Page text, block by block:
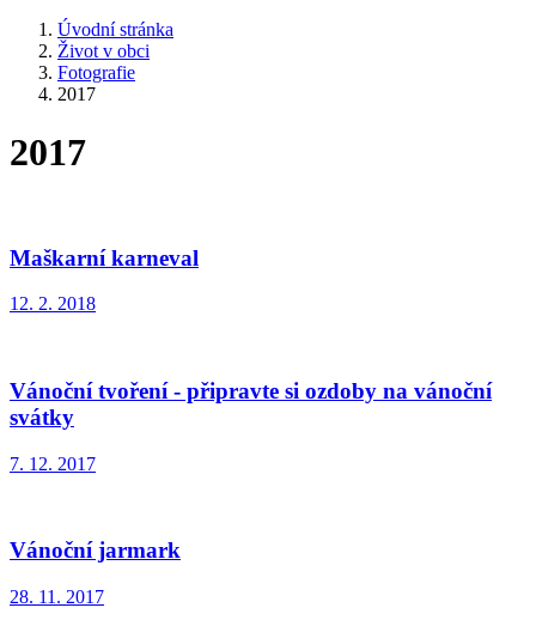
Úvodní stránka
Život v obci
Fotografie
2017
2017
Maškarní karneval
12. 2. 2018
Vánoční tvoření - připravte si ozdoby na vánoční
svátky
7. 12. 2017
Vánoční jarmark
28. 11. 2017